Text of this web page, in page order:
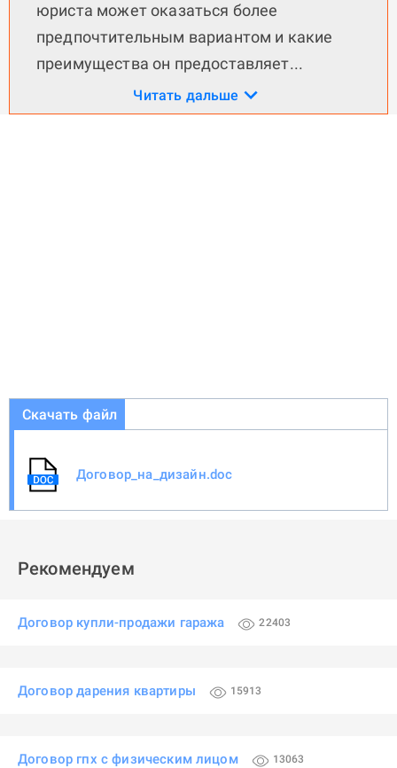
юриста может оказаться более
предпочтительным вариантом и какие
преимущества он предоставляет...
Читать дальше
Скачать файл
Договор_на_дизайн.doc
Рекомендуем
Договор купли-продажи гаража 22403
Договор дарения квартиры 15913
Договор гпх с физическим лицом 13063